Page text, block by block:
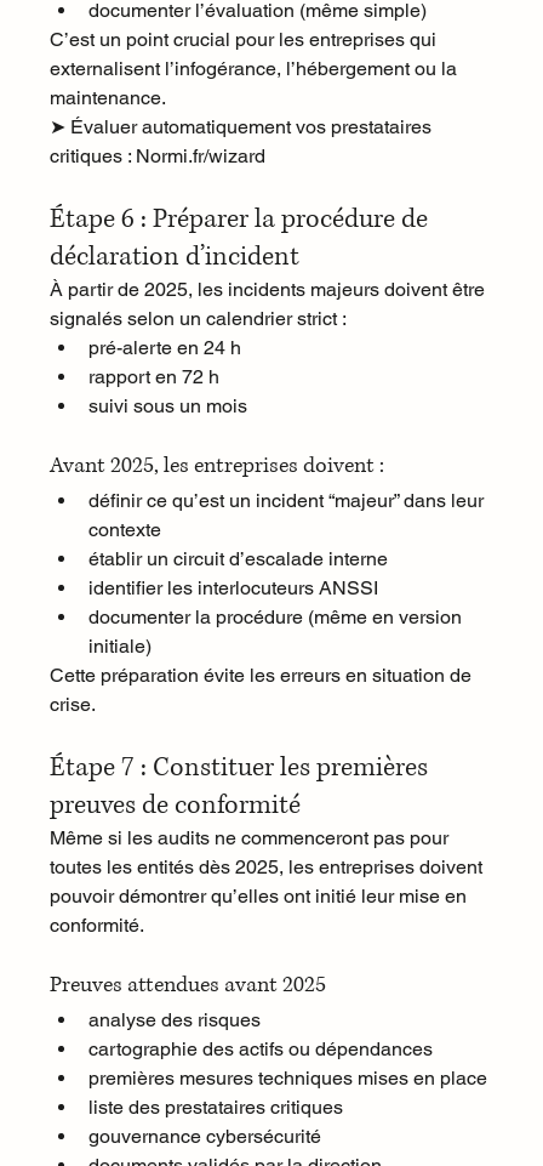
documenter l’évaluation (même simple)
C’est un point crucial pour les entreprises qui
externalisent l’infogérance, l’hébergement ou la
maintenance.
➤ Évaluer automatiquement vos prestataires
critiques : Normi.fr/wizard
Étape 6 : Préparer la procédure de
déclaration d’incident
À partir de 2025, les incidents majeurs doivent être
signalés selon un calendrier strict :
pré-alerte en 24 h
rapport en 72 h
suivi sous un mois
Avant 2025, les entreprises doivent :
définir ce qu’est un incident “majeur” dans leur
contexte
établir un circuit d’escalade interne
identifier les interlocuteurs ANSSI
documenter la procédure (même en version
initiale)
Cette préparation évite les erreurs en situation de
crise.
Étape 7 : Constituer les premières
preuves de conformité
Même si les audits ne commenceront pas pour
toutes les entités dès 2025, les entreprises doivent
pouvoir démontrer qu’elles ont initié leur mise en
conformité.
Preuves attendues avant 2025
analyse des risques
cartographie des actifs ou dépendances
premières mesures techniques mises en place
liste des prestataires critiques
gouvernance cybersécurité